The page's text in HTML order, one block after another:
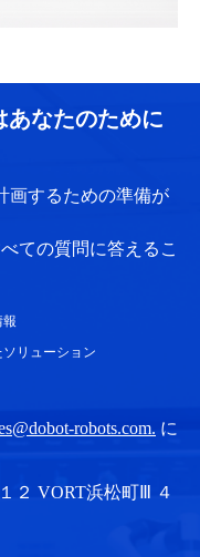
あなたのために
画するための準備が
ての質問に答えるこ
リューション
robots.com. に
２ VORT浜松町Ⅲ ４